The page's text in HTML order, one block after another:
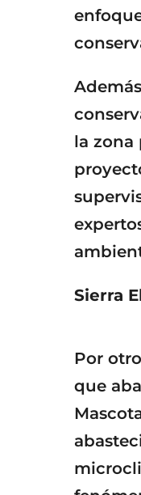
la zona
Sierra
Por
que